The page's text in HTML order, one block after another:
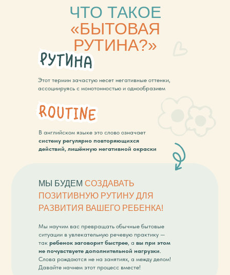
ЧТО ТАКОЕ
«БЫТОВАЯ
РУТИНА?»
МЫ БУДЕМ СОЗДАВАТЬ
ПОЗИТИВНУЮ РУТИНУ ДЛЯ
РАЗВИТИЯ ВАШЕГО РЕБЕНКА!
Мы научим вас превращать обычные бытовые
ситуации в увлекательную речевую практику —
так ребенок заговорит быстрее, а вы при этом
не почувствуете дополнительной нагрузки.
Слова рождаются не на занятиях, а между делом!
Давайте начнем этот процесс вместе!
В английском языке это слово означает
систему регулярно повторяющихся
действий, лишённую негативной окраски
Этот термин зачастую несет негативные оттенки,
ассоциируясь с монотонностью и однообразием